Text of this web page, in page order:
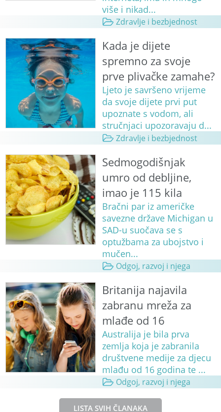
više i nikad...
Zdravlje i bezbjednost
Kada je dijete
spremno za svoje
prve plivačke zamahe?
Ljeto je savršeno vrijeme
da svoje dijete prvi put
upoznate s vodom, ali
stručnjaci upozoravaju d...
Zdravlje i bezbjednost
Sedmogodišnjak
umro od debljine,
imao je 115 kila
Bračni par iz američke
savezne države Michigan u
SAD-u suočava se s
optužbama za ubojstvo i
mučen...
Odgoj, razvoj i njega
Britanija najavila
zabranu mreža za
mlađe od 16
Australija je bila prva
zemlja koja je zabranila
društvene medije za djecu
mlađu od 16 godina te ...
Odgoj, razvoj i njega
LISTA SVIH ČLANAKA